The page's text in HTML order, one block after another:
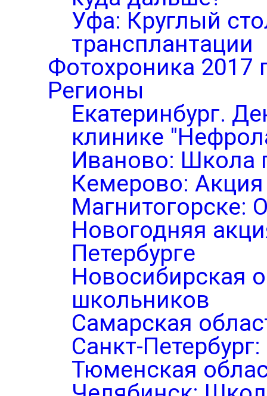
Уфа: Круглый
трансплантации
Фотохроника 2017
Регионы
Екатеринбург.
клинике
Иваново: Школа
Кемерово:
Магнитогорске:
Новогодняя
Петербурге
Новосибирская
школьников
Самарская
Санкт-
Тюменская